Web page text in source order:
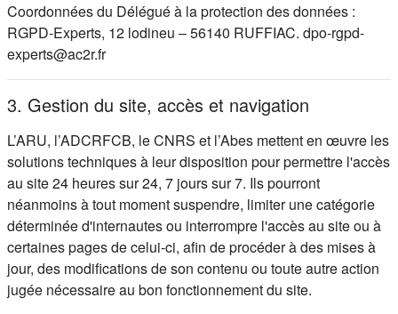
Coordonnées du Délégué à la protection des données :
RGPD-Experts, 12 lodineu – 56140 RUFFIAC. dpo-rgpd-
experts@ac2r.fr
3. Gestion du site, accès et navigation
L’ARU, l’ADCRFCB, le CNRS et l’Abes mettent en œuvre les
solutions techniques à leur disposition pour permettre l'accès
au site 24 heures sur 24, 7 jours sur 7. Ils pourront
néanmoins à tout moment suspendre, limiter une catégorie
déterminée d'internautes ou interrompre l'accès au site ou à
certaines pages de celui-ci, afin de procéder à des mises à
jour, des modifications de son contenu ou toute autre action
jugée nécessaire au bon fonctionnement du site.